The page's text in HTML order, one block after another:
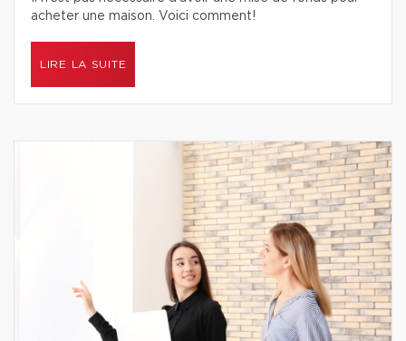
acheter une maison. Voici comment!
LIRE LA SUITE